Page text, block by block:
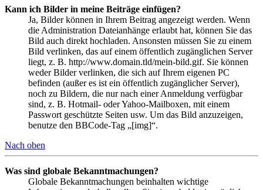
Kann ich Bilder in meine Beiträge einfügen?
Ja, Bilder können in Ihrem Beitrag angezeigt werden. Wenn
die Administration Dateianhänge erlaubt hat, können Sie das
Bild auch direkt hochladen. Ansonsten müssen Sie zu einem
Bild verlinken, das auf einem öffentlich zugänglichen Server
liegt, z. B. http://www.domain.tld/mein-bild.gif. Sie können
weder Bilder verlinken, die sich auf Ihrem eigenen PC
befinden (außer es ist ein öffentlich zugänglicher Server),
noch zu Bildern, die nur nach einer Anmeldung verfügbar
sind, z. B. Hotmail- oder Yahoo-Mailboxen, mit einem
Passwort geschützte Seiten usw. Um das Bild anzuzeigen,
benutze den BBCode-Tag „[img]“.
Nach oben
Was sind globale Bekanntmachungen?
Globale Bekanntmachungen beinhalten wichtige